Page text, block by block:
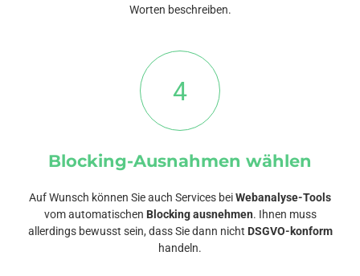
Worten beschreiben.
4
Blocking-Ausnahmen wählen
Auf Wunsch können Sie auch Services beiWebanalyse-Tools
vom automatischen Blocking ausnehmen. Ihnen muss
allerdings bewusst sein, dass Sie dann nicht DSGVO-konform
handeln.